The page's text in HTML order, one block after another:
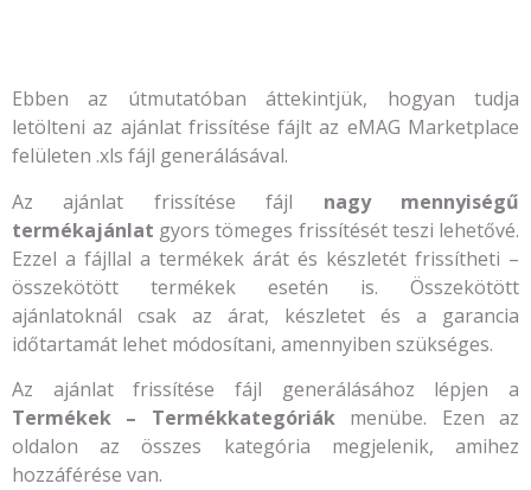
Ebben az útmutatóban áttekintjük, hogyan tudja
letölteni az ajánlat frissítése fájlt az eMAG Marketplace
felületen .xls fájl generálásával.
Az ajánlat frissítése fájl nagy mennyiségű
termékajánlat gyors tömeges frissítését teszi lehetővé.
Ezzel a fájllal a termékek árát és készletét frissítheti –
összekötött termékek esetén is. Összekötött
ajánlatoknál csak az árat, készletet és a garancia
időtartamát lehet módosítani, amennyiben szükséges.
Az ajánlat frissítése fájl generálásához lépjen a
Termékek – Termékkategóriákmenübe. Ezen az
oldalon az összes kategória megjelenik, amihez
hozzáférése van.